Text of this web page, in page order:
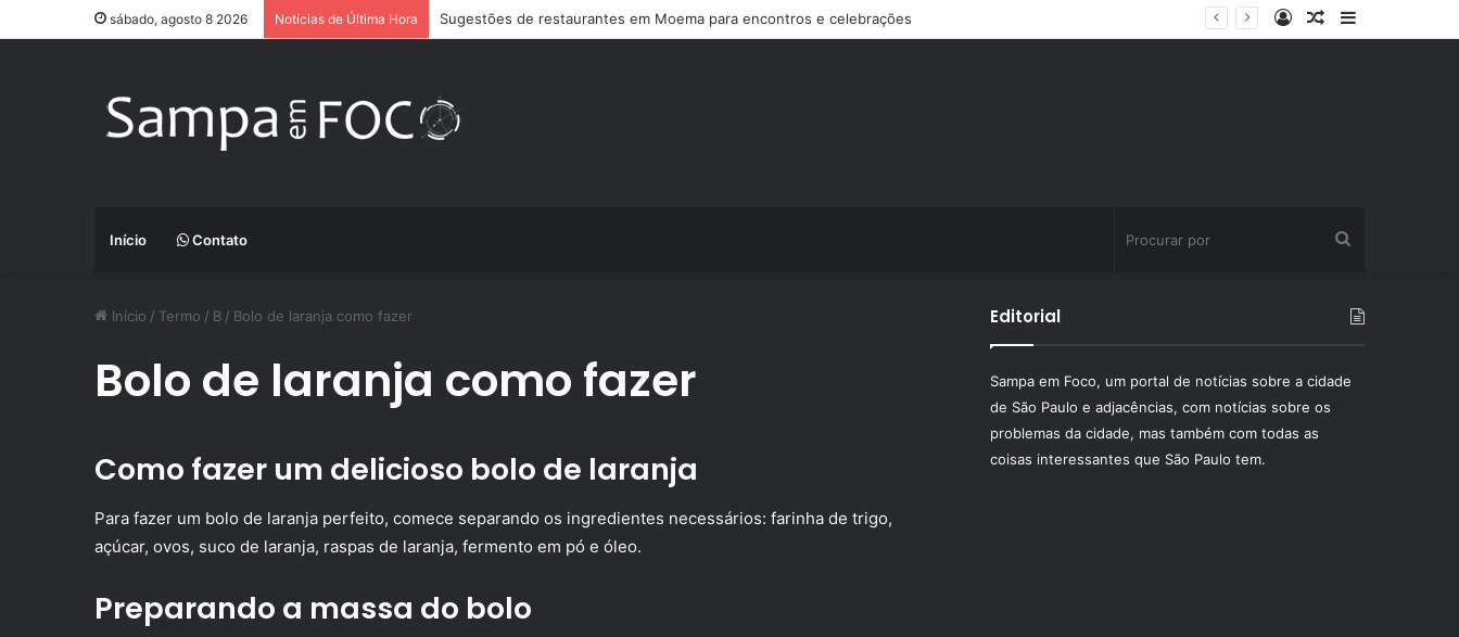
sábado, agosto 8 2026 Notícias de Última Hora Sugestões de restaurantes em Moema para encontros e celebrações
Barra
Artigo
Entrar
Início Contato
por
Início / Termo / B / Bolo de laranja como fazer
Bolo de laranja como fazer
Como fazer um delicioso bolo de laranja
Para fazer um bolo de laranja perfeito, comece separando os ingredientes necessários: farinha de trigo,
açúcar, ovos, suco de laranja, raspas de laranja, fermento em pó e óleo.
Preparando a massa do bolo
Editorial
Sampa em Foco, um portal de notícias sobre a cidade
de São Paulo e adjacências, com notícias sobre os
problemas da cidade, mas também com todas as
coisas interessantes que São Paulo tem.